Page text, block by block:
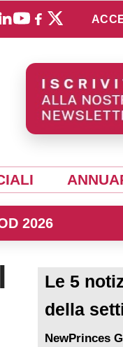
2026
Le 5
della
NewPrinces